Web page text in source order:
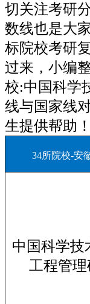
切关注考研
数线也是大
标院校考研
过来，小编
校:中国科学
线与国家线
生提供帮助！
34所院校-安
中国科学技
工程管理